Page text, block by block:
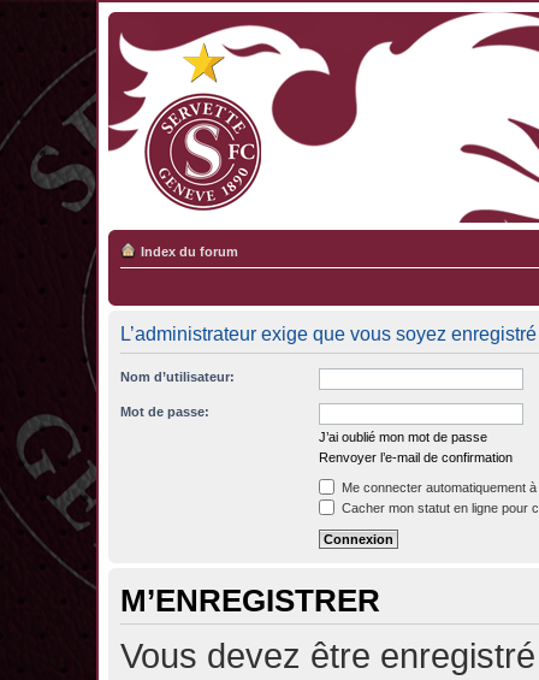
Index du forum
L’administrateur exige que vous soyez
Nom d’utilisateur:
Mot de passe:
J’ai oublié mon mot de passe
Renvoyer l’e-mail de confirmation
Me connecter automatiquement
Cacher mon statut en ligne pour
M’ENREGISTRER
Vous devez être